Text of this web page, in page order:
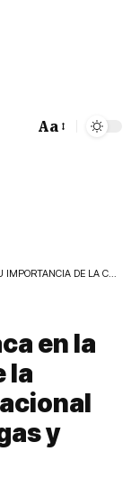
Font
Aa
EN LA LUCHA ANTIDROGAS Y ANTICORRUPCIÓN
en la
la
y